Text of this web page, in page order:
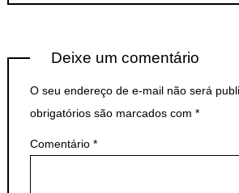
Deixe um comentário
O seu endereço de e-mail não será
obrigatórios são marcados com *
Comentário *